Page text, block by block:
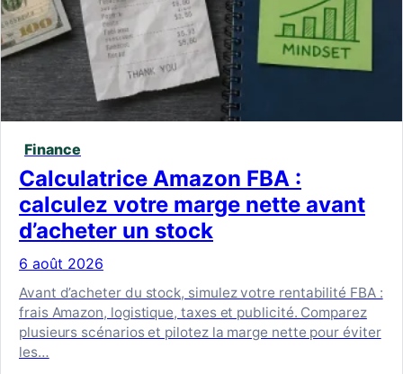
Finance
Calculatrice Amazon FBA :
calculez votre marge nette avant
d’acheter un stock
6 août 2026
Avant d’acheter du stock, simulez votre rentabilité FBA :
frais Amazon, logistique, taxes et publicité. Comparez
plusieurs scénarios et pilotez la marge nette pour éviter
les…